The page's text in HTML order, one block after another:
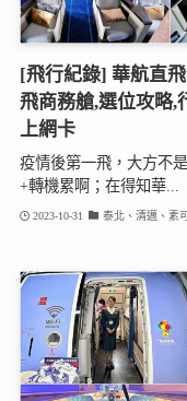
[飛行紀錄] 華航直
飛商務艙,選位攻略,
上網卡
疫情後第一飛，大方不
+轉機累啊；在得知華...
2023-10-31 泰北、清邁、素